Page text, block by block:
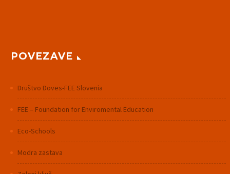
POVEZAVE
Društvo Doves-FEE Slovenia
FEE – Foundation for Enviromental Education
Eco-Schools
Modra zastava